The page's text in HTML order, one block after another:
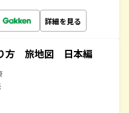
詳細を見る
方 旅地図 日本編